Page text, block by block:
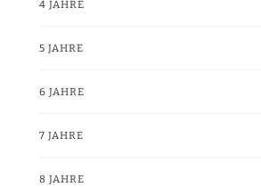
4 JAHRE
5 JAHRE
6 JAHRE
7 JAHRE
8 JAHRE